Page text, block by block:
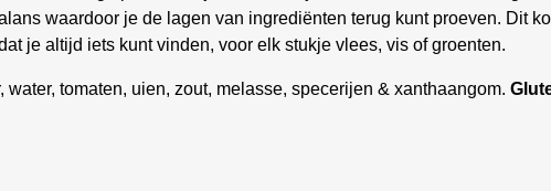
waardoor je de lagen van ingrediënten terug kunt proeven. Dit
je altijd iets kunt vinden, voor elk stukje vlees, vis of groenten.
water, tomaten, uien, zout, melasse, specerijen & xanthaangom.